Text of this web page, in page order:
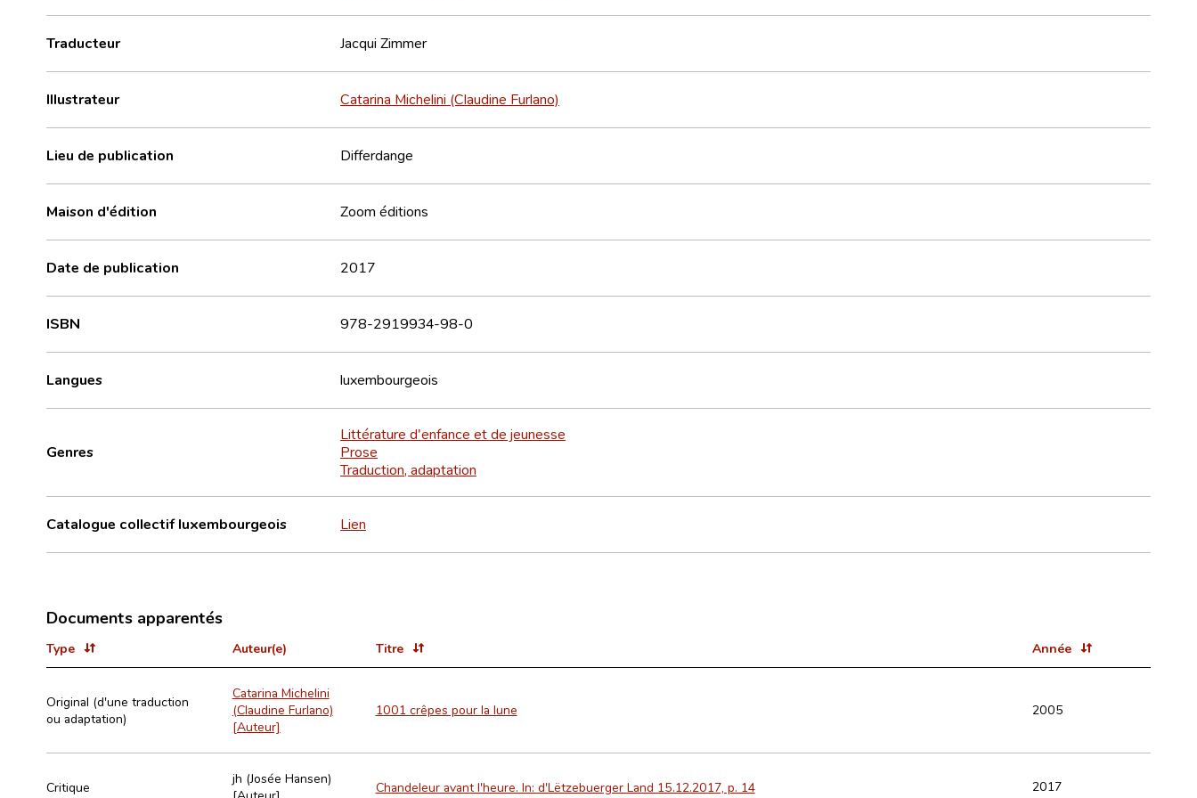
Traducteur Jacqui Zimmer
Illustrateur Catarina Michelini (Claudine Furlano)
Lieu de publication Differdange
Maison d'édition Zoom éditions
Date de publication 2017
ISBN 978-2919934-98-0
Langues luxembourgeois
Genres
Littérature d'enfance et de jeunesse
Prose
Traduction, adaptation
Catalogue collectif luxembourgeois Lien
Documents apparentés
Type Auteur(e) Titre Année
Original (d'une traduction
ou adaptation)
Catarina Michelini
(Claudine Furlano)
[Auteur]
1001 crêpes pour la lune 2005
Critique
jh (Josée Hansen)
Chandeleur avant l'heure. In: d'Lëtzebuerger Land 15.12.2017, p. 14 2017